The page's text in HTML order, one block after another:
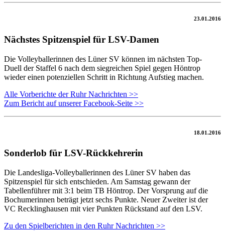
23.01.2016
Nächstes Spitzenspiel für LSV-Damen
Die Volleyballerinnen des Lüner SV können im nächsten Top-
Duell der Staffel 6 nach dem siegreichen Spiel gegen Höntrop
wieder einen potenziellen Schritt in Richtung Aufstieg machen.
Alle Vorberichte der Ruhr Nachrichten >>
Zum Bericht auf unserer Facebook-Seite >>
18.01.2016
Sonderlob für LSV-Rückkehrerin
Die Landesliga-Volleyballerinnen des Lüner SV haben das
Spitzenspiel für sich entschieden. Am Samstag gewann der
Tabellenführer mit 3:1 beim TB Höntrop. Der Vorsprung auf die
Bochumerinnen beträgt jetzt sechs Punkte. Neuer Zweiter ist der
VC Recklinghausen mit vier Punkten Rückstand auf den LSV.
Zu den Spielberichten in den Ruhr Nachrichten >>